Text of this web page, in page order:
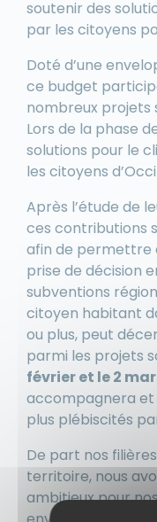
soutenir des
par les citoyens
Doté d’une
ce budget
nombreux projets
Lors de la phase
solutions pour le
les citoyens
Après l’étude de
ces contributions
afin de permettre
prise de décision
subventions
citoyen habitant
ou plus, peut
parmi les projets
février et le 2
accompagnera et
plus plébiscités
De part nos
territoire, nous
ambitieux pour